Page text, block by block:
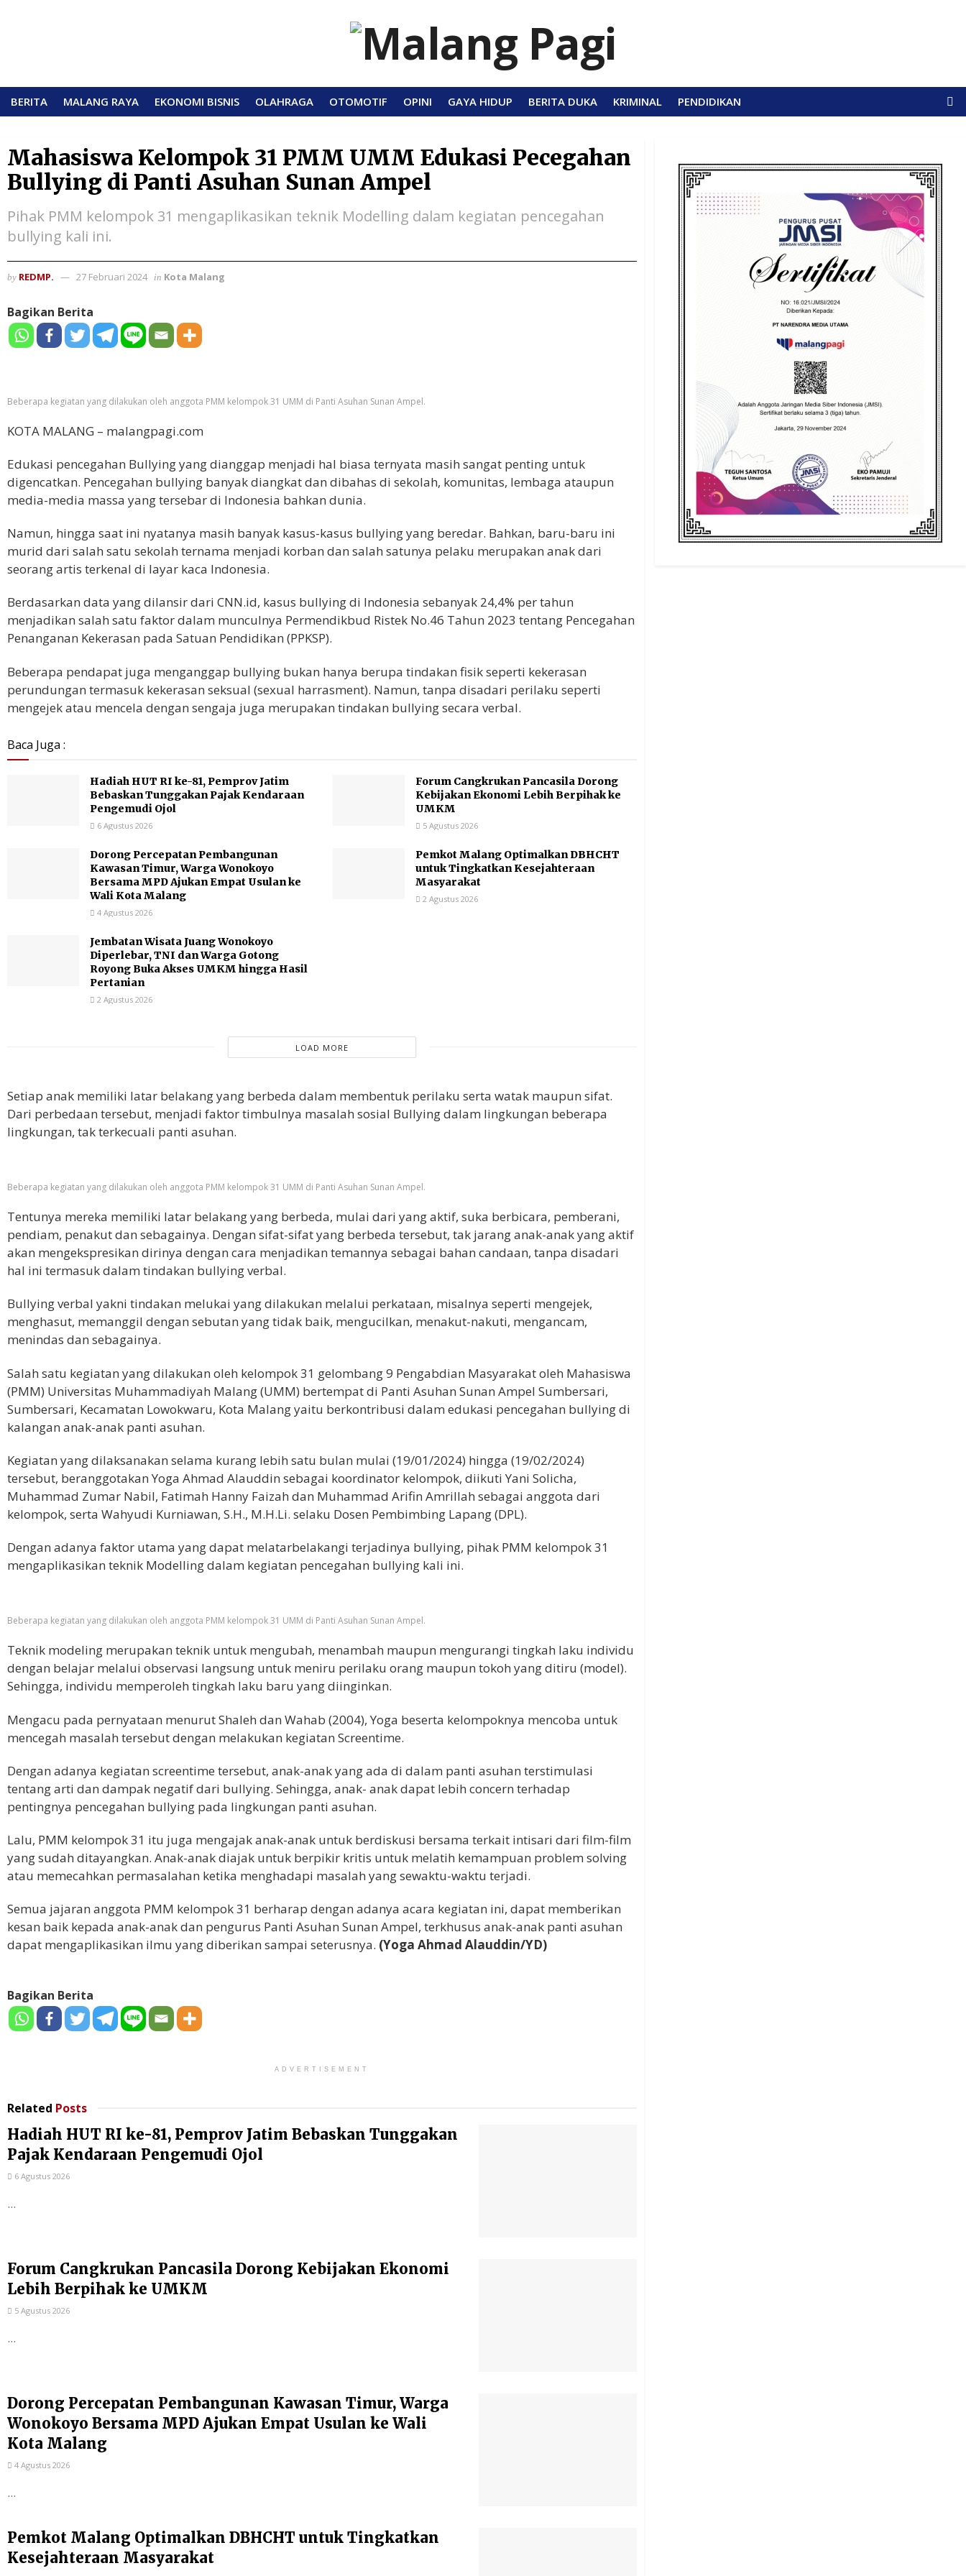
BERITA MALANG RAYA EKONOMI BISNIS OLAHRAGA OTOMOTIF OPINI GAYA HIDUP BERITA DUKA KRIMINAL PENDIDIKAN
Mahasiswa Kelompok 31 PMM UMM Edukasi Pecegahan
Bullying di Panti Asuhan Sunan Ampel
Pihak PMM kelompok 31 mengaplikasikan teknik Modelling dalam kegiatan pencegahan
bullying kali ini.
by REDMP. 27 Februari 2024 in Kota Malang
Bagikan Berita
Beberapa kegiatan yang dilakukan oleh anggota PMM kelompok 31 UMM di Panti Asuhan Sunan Ampel.
KOTA MALANG – malangpagi.com
Edukasi pencegahan Bullying yang dianggap menjadi hal biasa ternyata masih sangat penting untuk
digencatkan. Pencegahan bullying banyak diangkat dan dibahas di sekolah, komunitas, lembaga ataupun
media-media massa yang tersebar di Indonesia bahkan dunia.
Namun, hingga saat ini nyatanya masih banyak kasus-kasus bullying yang beredar. Bahkan, baru-baru ini
murid dari salah satu sekolah ternama menjadi korban dan salah satunya pelaku merupakan anak dari
seorang artis terkenal di layar kaca Indonesia.
Berdasarkan data yang dilansir dari CNN.id, kasus bullying di Indonesia sebanyak 24,4% per tahun
menjadikan salah satu faktor dalam munculnya Permendikbud Ristek No.46 Tahun 2023 tentang Pencegahan
Penanganan Kekerasan pada Satuan Pendidikan (PPKSP).
Beberapa pendapat juga menganggap bullying bukan hanya berupa tindakan fisik seperti kekerasan
perundungan termasuk kekerasan seksual (sexual harrasment). Namun, tanpa disadari perilaku seperti
mengejek atau mencela dengan sengaja juga merupakan tindakan bullying secara verbal.
Baca Juga :
Hadiah HUT RI ke-81, Pemprov Jatim
Bebaskan Tunggakan Pajak Kendaraan
Pengemudi Ojol
6 Agustus 2026
Forum Cangkrukan Pancasila Dorong
Kebijakan Ekonomi Lebih Berpihak ke
UMKM
5 Agustus 2026
Dorong Percepatan Pembangunan
Kawasan Timur, Warga Wonokoyo
Bersama MPD Ajukan Empat Usulan ke
Wali Kota Malang
4 Agustus 2026
Pemkot Malang Optimalkan DBHCHT
untuk Tingkatkan Kesejahteraan
Masyarakat
2 Agustus 2026
Jembatan Wisata Juang Wonokoyo
Diperlebar, TNI dan Warga Gotong
Royong Buka Akses UMKM hingga Hasil
Pertanian
2 Agustus 2026
LOAD MORE
Setiap anak memiliki latar belakang yang berbeda dalam membentuk perilaku serta watak maupun sifat.
Dari perbedaan tersebut, menjadi faktor timbulnya masalah sosial Bullying dalam lingkungan beberapa
lingkungan, tak terkecuali panti asuhan.
Beberapa kegiatan yang dilakukan oleh anggota PMM kelompok 31 UMM di Panti Asuhan Sunan Ampel.
Tentunya mereka memiliki latar belakang yang berbeda, mulai dari yang aktif, suka berbicara, pemberani,
pendiam, penakut dan sebagainya. Dengan sifat-sifat yang berbeda tersebut, tak jarang anak-anak yang aktif
akan mengekspresikan dirinya dengan cara menjadikan temannya sebagai bahan candaan, tanpa disadari
hal ini termasuk dalam tindakan bullyingverbal.
Bullyingverbal yakni tindakan melukai yang dilakukan melalui perkataan, misalnya seperti mengejek,
menghasut, memanggil dengan sebutan yang tidak baik, mengucilkan, menakut-nakuti, mengancam,
menindas dan sebagainya.
Salah satu kegiatan yang dilakukan oleh kelompok 31 gelombang 9 Pengabdian Masyarakat oleh Mahasiswa
(PMM) Universitas Muhammadiyah Malang (UMM) bertempat di Panti Asuhan Sunan Ampel Sumbersari,
Sumbersari, Kecamatan Lowokwaru, Kota Malang yaitu berkontribusi dalam edukasi pencegahan bullying di
kalangan anak-anak panti asuhan.
Kegiatan yang dilaksanakan selama kurang lebih satu bulan mulai (19/01/2024) hingga (19/02/2024)
tersebut, beranggotakan Yoga Ahmad Alauddin sebagai koordinator kelompok, diikuti Yani Solicha,
Muhammad Zumar Nabil, Fatimah Hanny Faizah dan Muhammad Arifin Amrillah sebagai anggota dari
kelompok, serta Wahyudi Kurniawan, S.H., M.H.Li. selaku Dosen Pembimbing Lapang (DPL).
Dengan adanya faktor utama yang dapat melatarbelakangi terjadinya bullying, pihak PMM kelompok 31
mengaplikasikan teknik Modellingdalam kegiatan pencegahan bullying kali ini.
Beberapa kegiatan yang dilakukan oleh anggota PMM kelompok 31 UMM di Panti Asuhan Sunan Ampel.
Teknik modeling merupakan teknik untuk mengubah, menambah maupun mengurangi tingkah laku individu
dengan belajar melalui observasi langsung untuk meniru perilaku orang maupun tokoh yang ditiru (model).
Sehingga, individu memperoleh tingkah laku baru yang diinginkan.
Mengacu pada pernyataan menurut Shaleh dan Wahab (2004), Yoga beserta kelompoknya mencoba untuk
mencegah masalah tersebut dengan melakukan kegiatan Screentime.
Dengan adanya kegiatan screentime tersebut, anak-anak yang ada di dalam panti asuhan terstimulasi
tentang arti dan dampak negatif dari bullying. Sehingga, anak- anak dapat lebih concern terhadap
pentingnya pencegahan bullying pada lingkungan panti asuhan.
Lalu, PMM kelompok 31 itu juga mengajak anak-anak untuk berdiskusi bersama terkait intisari dari film-film
yang sudah ditayangkan. Anak-anak diajak untuk berpikir kritis untuk melatih kemampuan problem solving
atau memecahkan permasalahan ketika menghadapi masalah yang sewaktu-waktu terjadi.
Semua jajaran anggota PMM kelompok 31 berharap dengan adanya acara kegiatan ini, dapat memberikan
kesan baik kepada anak-anak dan pengurus Panti Asuhan Sunan Ampel, terkhusus anak-anak panti asuhan
dapat mengaplikasikan ilmu yang diberikan sampai seterusnya. (Yoga Ahmad Alauddin/YD)
Bagikan Berita
ADVERTISEMENT
Related Posts
Hadiah HUT RI ke-81, Pemprov Jatim Bebaskan Tunggakan
Pajak Kendaraan Pengemudi Ojol
6 Agustus 2026
...
Forum Cangkrukan Pancasila Dorong Kebijakan Ekonomi
Lebih Berpihak ke UMKM
5 Agustus 2026
...
Dorong Percepatan Pembangunan Kawasan Timur, Warga
Wonokoyo Bersama MPD Ajukan Empat Usulan ke Wali
Kota Malang
4 Agustus 2026
...
Pemkot Malang Optimalkan DBHCHT untuk Tingkatkan
Kesejahteraan Masyarakat